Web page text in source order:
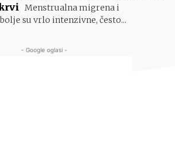
Menstrualna migrena i
su vrlo intenzivne, često...
- Google oglasi -